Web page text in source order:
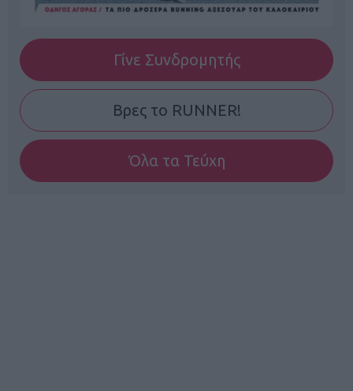
Γίνε Συνδρομητής
Βρες το RUNNER!
Όλα τα Τεύχη